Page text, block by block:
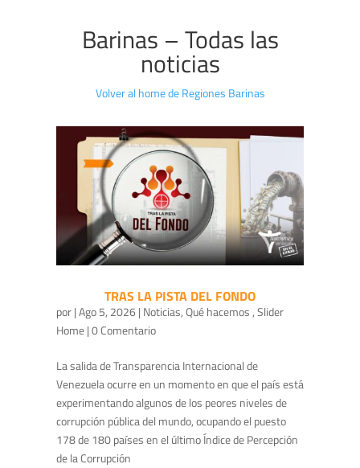
Barinas – Todas las
noticias
Volver al home de Regiones Barinas
TRAS LA PISTA DEL FONDO
por|Ago 5, 2026| Noticias,Qué hacemos,Slider
Home| 0 Comentario
La salida de Transparencia Internacional de
Venezuela ocurre en un momento en que el país está
experimentando algunos de los peores niveles de
corrupción pública del mundo, ocupando el puesto
178 de 180 países en el último Índice de Percepción
de la Corrupción